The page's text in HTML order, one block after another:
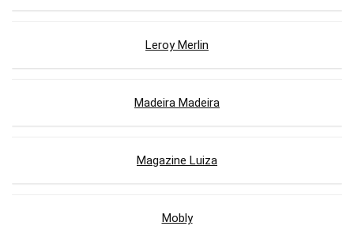
Leroy Merlin
Madeira Madeira
Magazine Luiza
Mobly